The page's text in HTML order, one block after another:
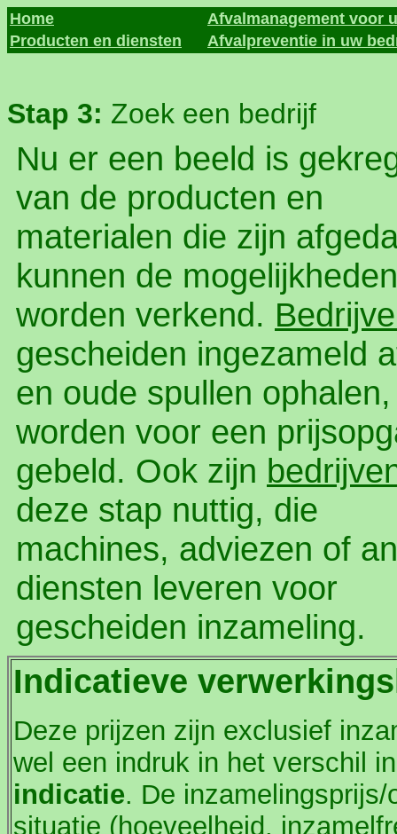
Home
Afvalmanagement voor
Producten en diensten
Afvalpreventie in uw
Stap 3: Zoek een bedrijf
Nu er een beeld is
van de producten en
materialen die zijn
kunnen de mogelijkheden
worden verkend.
gescheiden ingezameld
en oude spullen ophalen,
worden voor een
gebeld. Ook zijn
deze stap nuttig, die
machines, adviezen of
diensten leveren voor
gescheiden inzameling.
Indicatieve
Deze prijzen zijn exclusief
wel een indruk in het verschil
indicatie. De
situatie (hoeveelheid,